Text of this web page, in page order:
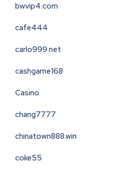
bwvip4.com
cafe444
carlo999.net
cashgame168
Casino
chang7777
chinatown888.win
coke55